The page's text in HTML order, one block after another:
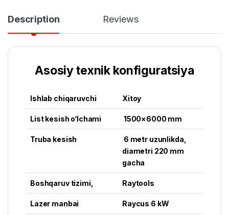
Description Reviews
Asosiy texnik konfiguratsiya
Ishlab chiqaruvchi Xitoy
List kesish o‘lchami 1500×6000 mm
Truba kesish
6 metr uzunlikda,
diametri 220 mm
gacha
Boshqaruv tizimi, Raytools
Lazer manbai Raycus 6 kW